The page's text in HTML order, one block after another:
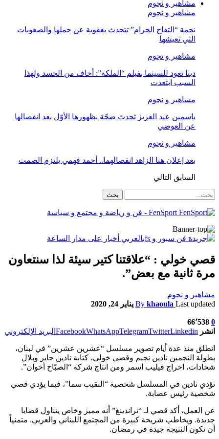
مشاهير و نجوم
مشاهير و نجوم
نجمة “التفاح الحرام” تتحدث بعقوية عن حملها والصعوبات
التي تعيشها
مشاهير و نجوم
دينا تعود للسينما بفيلم “الملكة”: أخاف من الحسد ولهذا
السبب ابتعدت
مشاهير و نجوم
ياسمين عبد العزيز تحدث ضجّة بظهورها الأوّل بعد انفصالها
عن العوضي
مشاهير و نجوم
بعد إعلان هنا الزاهد انفصالهما.. أحمد فهمي يلتزم الصمت
السابق التالي
FenSport - فن و رياضة و مجتمع و سياسة
قصي خولي : “علاقتنا كتير سيئة لذا سنتعاون
مرة ثانية مع بعض”.
مشاهير و نجوم
By khaoula Last updated يناير 24, 2020
0 66٬538
انشر
FacebookWhatsAppTelegramTwitterLinkedin البريد الإلكتروني
انطلق منذ عدة أيام تصوير مسلسل “عشرين عشرين” في لبنان،
بطولة النجمين نادين نجيم وقصي خولي، كتابة نادين جابر وبلال
شحادات، اخراج فيليب أسمر ومن انتاج شركة “الصبّاح أخوان”.
تؤدي نادين في المسلسل شخصية “النقيب سما”، فيما يؤدي قصي
شخصية رئيس عصابة.
عن العمل، أكد قصي لـ “تراندينغ” أنه مميز وخاص يتناول قضايا
جديدة. ويخاطب شريحة كبيرة من المجتمع اللبناني والعربي. متمنياً
أن تكون النتيجة جيدة في رمضان.